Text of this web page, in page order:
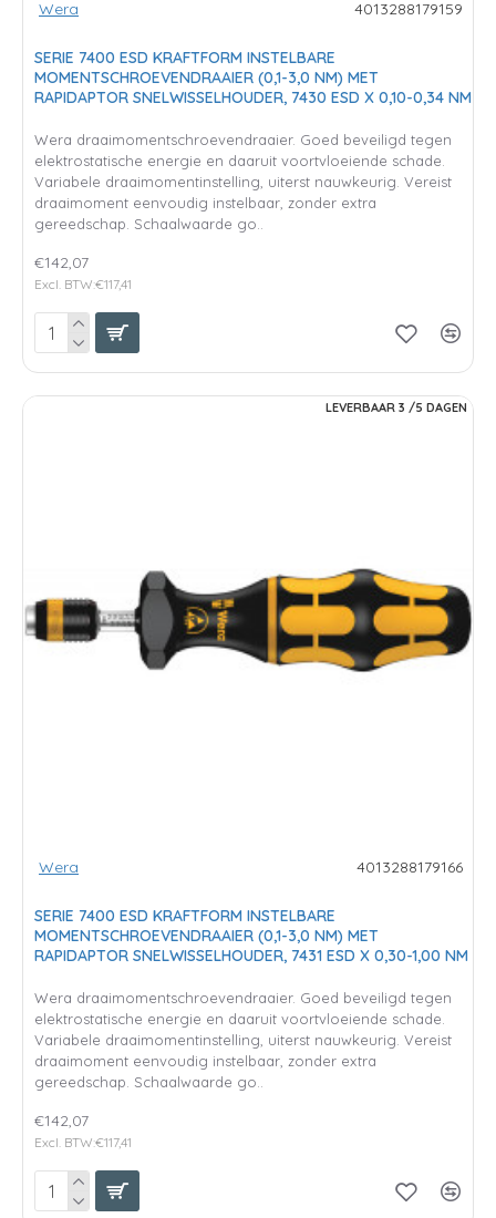
Wera 4013288179159
SERIE 7400 ESD KRAFTFORM INSTELBARE
MOMENTSCHROEVENDRAAIER (0,1-3,0 NM) MET
RAPIDAPTOR SNELWISSELHOUDER, 7430 ESD X 0,10-0,34 NM
Wera draaimomentschroevendraaier. Goed beveiligd tegen
elektrostatische energie en daaruit voortvloeiende schade.
Variabele draaimomentinstelling, uiterst nauwkeurig. Vereist
draaimoment eenvoudig instelbaar, zonder extra
gereedschap. Schaalwaarde go..
€142,07
Excl. BTW:€117,41
LEVERBAAR 3 /5 DAGEN
Wera 4013288179166
SERIE 7400 ESD KRAFTFORM INSTELBARE
MOMENTSCHROEVENDRAAIER (0,1-3,0 NM) MET
RAPIDAPTOR SNELWISSELHOUDER, 7431 ESD X 0,30-1,00 NM
Wera draaimomentschroevendraaier. Goed beveiligd tegen
elektrostatische energie en daaruit voortvloeiende schade.
Variabele draaimomentinstelling, uiterst nauwkeurig. Vereist
draaimoment eenvoudig instelbaar, zonder extra
gereedschap. Schaalwaarde go..
€142,07
Excl. BTW:€117,41